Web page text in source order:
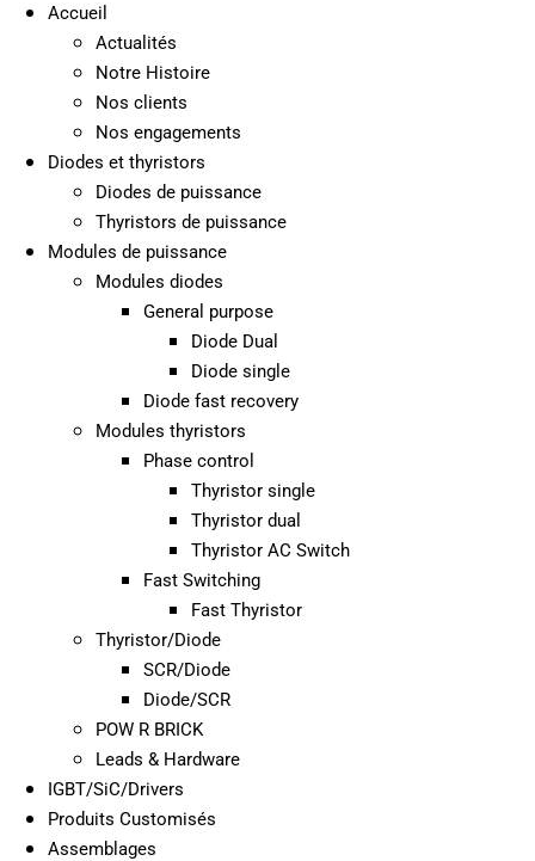
Accueil
Actualités
Notre Histoire
Nos clients
Nos engagements
Diodes et thyristors
Diodes de puissance
Thyristors de puissance
Modules de puissance
Modules diodes
General purpose
Diode Dual
Diode single
Diode fast recovery
Modules thyristors
Phase control
Thyristor single
Thyristor dual
Thyristor AC Switch
Fast Switching
Fast Thyristor
Thyristor/Diode
SCR/Diode
Diode/SCR
POW R BRICK
Leads & Hardware
IGBT/SiC/Drivers
Produits Customisés
Assemblages